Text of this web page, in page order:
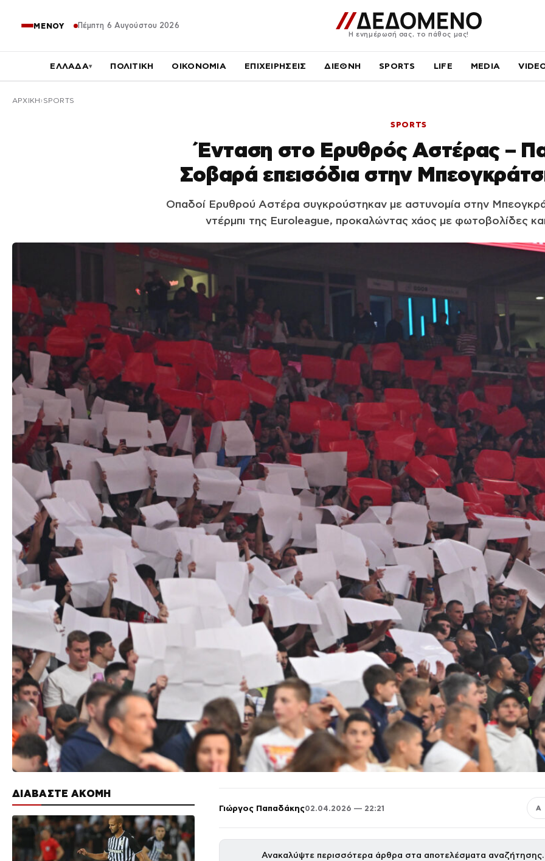
ΜΕΝΟΥ Πέμπτη 6 Αυγούστου 2026
Η ενημέρωσή σας, το πάθος μας!
ΕΛΛΑΔΑ▾ ΠΟΛΙΤΙΚΗ ΟΙΚΟΝΟΜΙΑ ΕΠΙΧΕΙΡΗΣΕΙΣ ΔΙΕΘΝΗ SPORTS LIFE MEDIA
ΑΡΧΙΚΉ SPORTS
SPORTS
Ένταση στο Ερυθρός Αστέρας –
Σοβαρά επεισόδια στην
Οπαδοί Ερυθρού Αστέρα συγκρούστηκαν με αστυνομία στην
ντέρμπι της Euroleague, προκαλώντας χάος με φωτοβολίδες
ΔΙΑΒΑΣΤΕ ΑΚΟΜΗ
Γιώργος Παπαδάκης02.04.2026 — 22:21 Α
Ανακαλύψτε περισσότερα άρθρα στα αποτελέσματα αναζήτησης.